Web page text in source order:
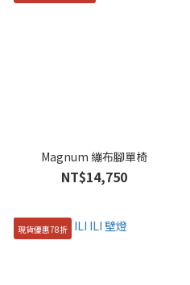
Magnum 繃布腳單椅
NT$14,750
現貨優惠78折